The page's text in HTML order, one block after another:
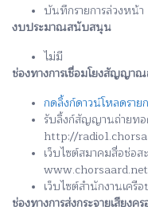
บันทึกรายการล่วงหน้า
งบประมาณสนับสนุน
ไม่มี
ช่องทางการเชื่อมโยงสัญญา
กดลิ้งก์ดาวน์โหลดราย
รับลิ้งก์สัญญานถ่ายทอ
http://
เว็บไซต์สมาคมสื่อช่อ
www.chorsaard.net
เว็บไซต์สำนักงานเค
ช่องทางการส่งกระจายเสีย